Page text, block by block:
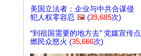
美国立法者：企业与中共合谋侵
犯人权零容忍 🖼️ (39,685次)
“到祖国需要的地方去” 党媒宣传点
燃民众怒火 (35,666次)